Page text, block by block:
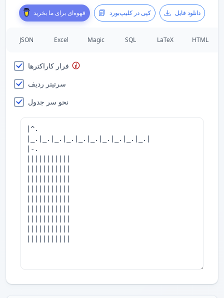
قهوه‌ای برای ما بخرید کپی در کلیپ‌بورد دانلود فایل
JSON Excel Magic SQL LaTeX HTML
فرار کاراکترها
سرتیتر ردیف
نحو سر جدول